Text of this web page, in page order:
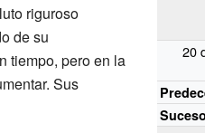
20
riguroso
de su
tiempo, pero en la
Sus